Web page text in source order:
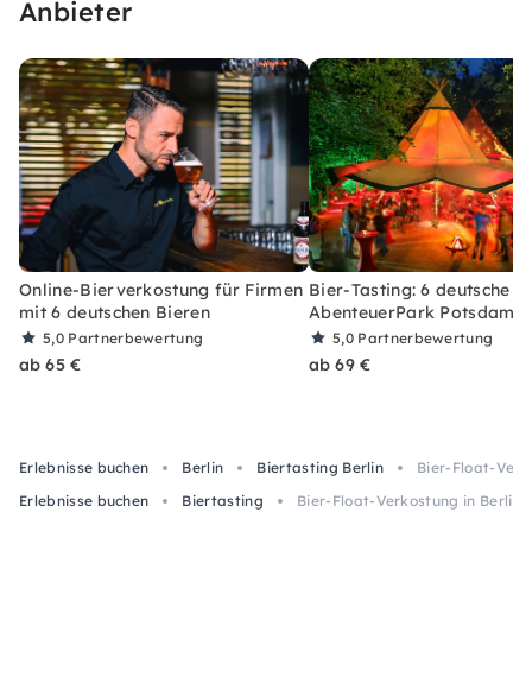
Anbieter
Online-Bierverkostung für Firmen
mit 6 deutschen Bieren
5,0 Partnerbewertung
ab 65 €
Bier-Tasting: 6 deutsche
AbenteuerPark Potsdam
5,0 Partnerbewertung
ab 69 €
Erlebnisse buchen Berlin Biertasting Berlin
Bier-Float-
Erlebnisse buchen
Biertasting Bier-Float-Verkostung in Berlin